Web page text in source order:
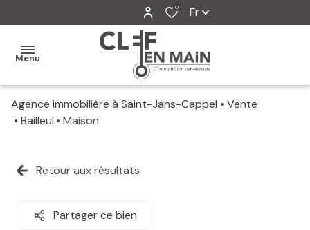
0 Fr
Menu
MON
MES
MES
Agence immobilière à Saint-Jans-Cappel
Vente
Bailleul
Maison
Retour aux résultats
Partager ce bien